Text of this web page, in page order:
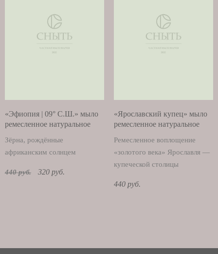
«Эфиопия | 09° С.Ш.» мыло
ремесленное натуральное
Зёрна, рождённые
африканским солнцем
440 руб. 320 руб.
«Ярославский купец» мыло
ремесленное натуральное
Ремесленное воплощение
«золотого века» Ярославля —
купеческой столицы
440 руб.